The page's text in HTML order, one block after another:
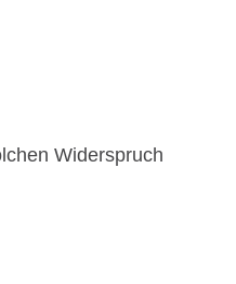
Widerspruch